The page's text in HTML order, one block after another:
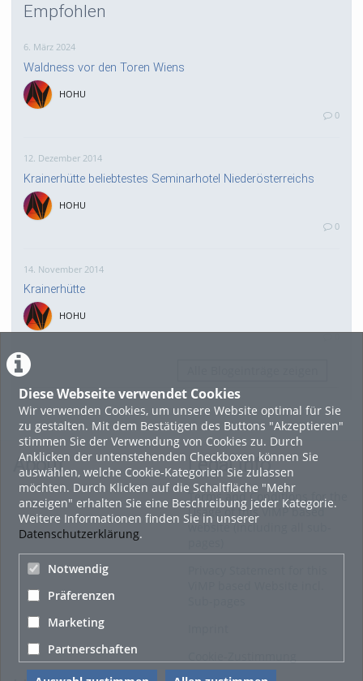
Diese Webseite verwendet Cookies
Wir verwenden Cookies, um unsere Website optimal für Sie
zu gestalten. Mit dem Bestätigen des Buttons "Akzeptieren"
stimmen Sie der Verwendung von Cookies zu. Durch
Anklicken der untenstehenden Checkboxen können Sie
auswählen, welche Cookie-Kategorien Sie zulassen
möchten. Durch Klicken auf die Schaltfläche "Mehr
anzeigen" erhalten Sie eine Beschreibung jeder Kategorie.
Weitere Informationen finden Sie in unserer
Datenschutzerklärung.
Notwendig
Präferenzen
Marketing
Partnerschaften
Empfohlen
6. März 2024
Waldness vor den Toren Wiens
HOHU
0
12. Dezember 2014
Krainerhütte beliebtestes Seminarhotel Niederösterreichs
HOHU
0
14. November 2014
Krainerhütte
HOHU
About Legal Info
Terms and Conditions for the
Usage of this ViMP based
website (including all sub-